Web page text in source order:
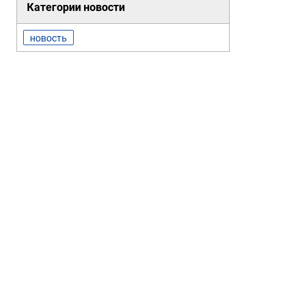
Категории новости
новость